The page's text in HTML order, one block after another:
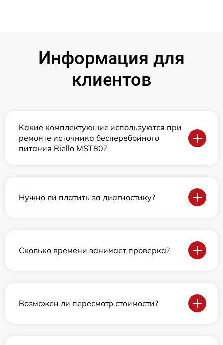
Информация для
клиентов
Какие комплектующие используются при
ремонте источника бесперебойного
питания Riello MST80?
Нужно ли платить за диагностику?
Сколько времени занимает проверка?
Возможен ли пересмотр стоимости?